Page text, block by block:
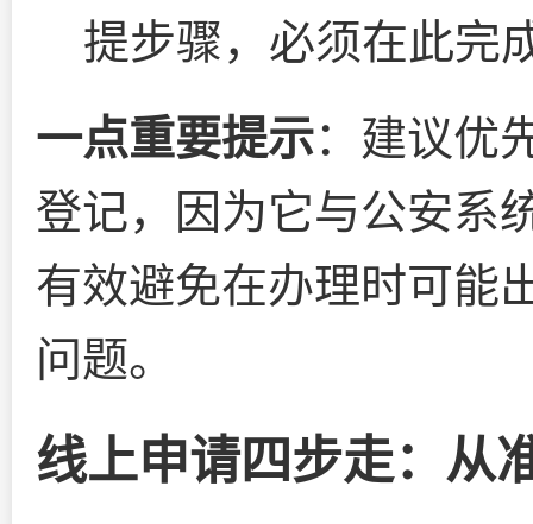
提步骤，必须在此完
一点重要提示：建议优
登记，因为它与公安系
有效避免在办理时可能
问题。
线上申请四步走：从